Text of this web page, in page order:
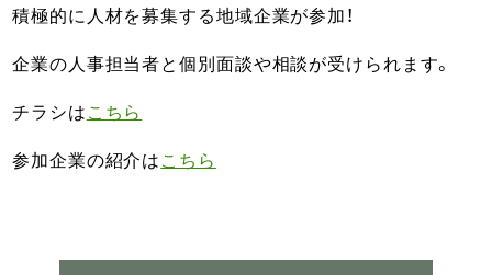
積極的に人材を募集する地域企業が参加！
企業の人事担当者と個別面談や相談が受けられます。
チラシはこちら
参加企業の紹介はこちら